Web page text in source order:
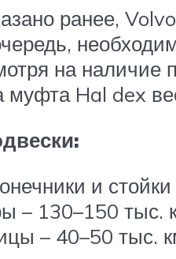
ранее,
на
муфта Hal dex
и
– 130–150 тыс.
– 40–50 тыс.